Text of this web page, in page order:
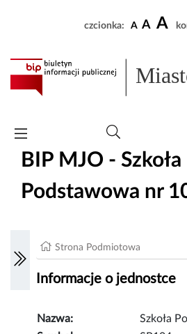
czcionka: A A A
BIP MJO - Szkoła
Podstawowa nr
Strona Podmiotowa
Informacje o jednostce
Nazwa:
Szkoła